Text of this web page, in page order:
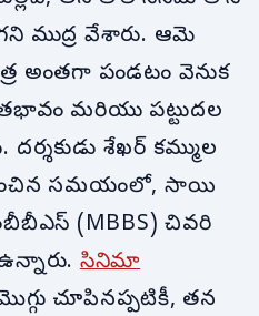
ముద్ర వేశారు. ఆమె
అంతగా పండటం వెనుక
మరియు పట్టుదల
శేఖర్ కమ్ముల
సమయంలో, సాయి
(MBBS) చివరి
సినిమా
చూపినప్పటికీ, తన